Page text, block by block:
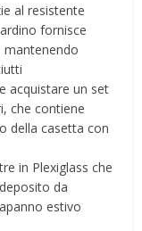
al resistente
fornisce
acquistare un set
che contiene
della casetta con
in Plexiglass che
da
estivo